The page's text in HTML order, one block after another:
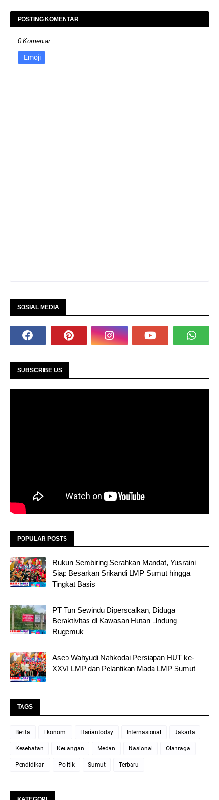
POSTING KOMENTAR
0 Komentar
Emoji
SOSIAL MEDIA
SUBSCRIBE US
POPULAR POSTS
Rukun Sembiring Serahkan Mandat, Yusraini
Siap Besarkan Srikandi LMP Sumut hingga
Tingkat Basis
PT Tun Sewindu Dipersoalkan, Diduga
Beraktivitas di Kawasan Hutan Lindung
Rugemuk
Asep Wahyudi Nahkodai Persiapan HUT ke-
XXVI LMP dan Pelantikan Mada LMP Sumut
TAGS
Berita Ekonomi Hariantoday Internasional Jakarta
Kesehatan Keuangan Medan Nasional Olahraga
Pendidikan Politik Sumut Terbaru